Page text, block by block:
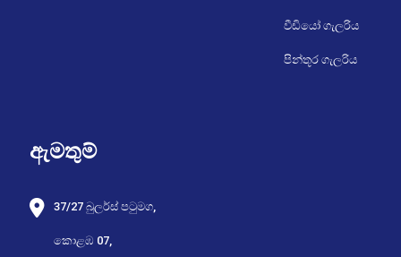
වීඩියෝ ගැලරිය
පින්තූර ගැලරිය
ඇමතුම්
37/27 බුලර්ස් පටුමග,
කොළඹ 07,